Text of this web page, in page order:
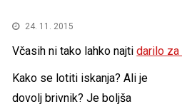
24. 11. 2015
Včasih ni tako lahko najtidarilo
Kako se lotiti iskanja? Ali je
dovolj brivnik? Je boljša